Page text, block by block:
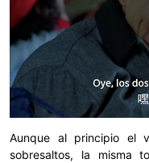
Aunque al principio el
sobresaltos, la misma